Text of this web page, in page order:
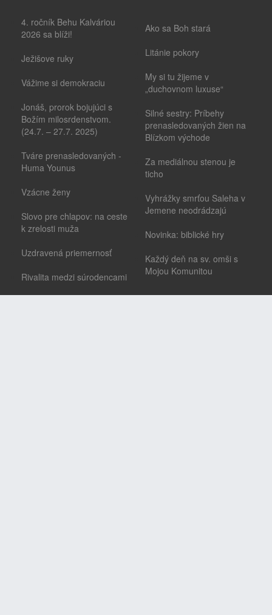
4. ročník Behu Kalváriou
2026 sa blíži!
Ježišove ruky
Vážime si demokraciu
Jonáš, prorok bojujúci s
Božím milosrdenstvom.
(24.7. – 27.7. 2025)
Tváre prenasledovaných -
Huma Younus
Vzácne ženy
Slovo pre chlapov: na ceste
k zrelosti muža
Uzdravená priemernosť
Rivalita medzi súrodencami
Ako sa Boh stará
Litánie pokory
My si tu žijeme v
„duchovnom luxuse“
Silné sestry: Príbehy
prenasledovaných žien na
Blízkom východe
Za mediálnou stenou je
ticho
Vyhrážky smrťou Saleha v
Jemene neodrádzajú
Novinka: biblické hry
Každý deň na sv. omši s
Mojou Komunitou